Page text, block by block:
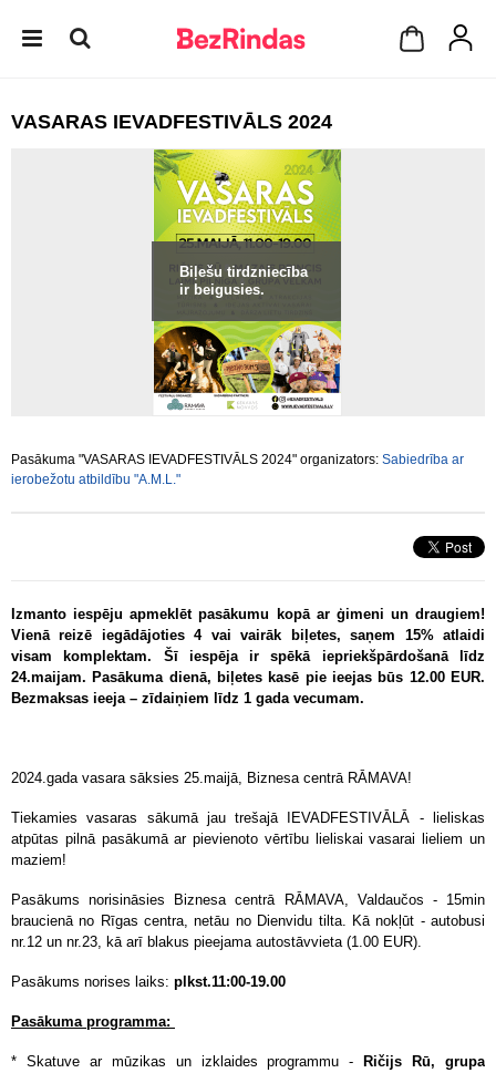
VASARAS IEVADFESTIVĀLS 2024
Biļešu tirdzniecība
ir beigusies.
Pasākuma "VASARAS IEVADFESTIVĀLS 2024" organizators: Sabiedrība ar
ierobežotu atbildību "A.M.L."
Izmanto iespēju apmeklēt pasākumu kopā ar ģimeni un draugiem!
Vienā reizē iegādājoties 4 vai vairāk biļetes, saņem 15% atlaidi
visam komplektam. Šī iespēja ir spēkā iepriekšpārdošanā līdz
24.maijam. Pasākuma dienā, biļetes kasē pie ieejas būs 12.00 EUR.
Bezmaksas ieeja – zīdaiņiem līdz 1 gada vecumam.
2024.gada vasara sāksies 25.maijā, Biznesa centrā RĀMAVA!
Tiekamies vasaras sākumā jau trešajā IEVADFESTIVĀLĀ - lieliskas
atpūtas pilnā pasākumā ar pievienoto vērtību lieliskai vasarai lieliem un
maziem!
Pasākums norisināsies Biznesa centrā RĀMAVA, Valdaučos - 15min
braucienā no Rīgas centra, netāu no Dienvidu tilta. Kā nokļūt - autobusi
nr.12 un nr.23, kā arī blakus pieejama autostāvvieta (1.00 EUR).
Pasākums norises laiks: plkst.11:00-19.00
Pasākuma programma:
* Skatuve ar mūzikas un izklaides programmu -
Ričijs Rū, grupa